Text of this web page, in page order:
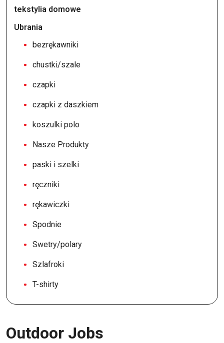
tekstylia domowe
Ubrania
bezrękawniki
chustki/szale
czapki
czapki z daszkiem
koszulki polo
Nasze Produkty
paski i szelki
ręczniki
rękawiczki
Spodnie
Swetry/polary
Szlafroki
T-shirty
Outdoor Jobs